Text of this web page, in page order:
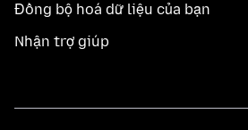
Đồng bộ hoá dữ liệu của bạn
Nhận trợ giúp